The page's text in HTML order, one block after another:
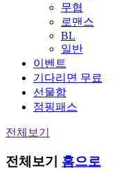
무협
로맨스
BL
일반
이벤트
기다리면 무료
선물함
점핑패스
전체보기
전체보기 홈으로